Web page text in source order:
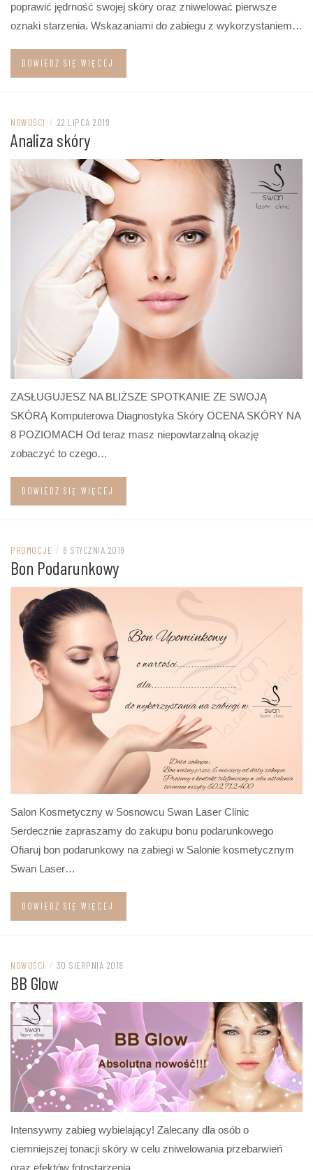
poprawić jędrność swojej skóry oraz zniwelować pierwsze
oznaki starzenia. Wskazaniami do zabiegu z wykorzystaniem…
DOWIEDZ SIĘ WIĘCEJ
NOWOŚCI / 22 LIPCA 2019
Analiza skóry
ZASŁUGUJESZ NA BLIŻSZE SPOTKANIE ZE SWOJĄ
SKÓRĄ Komputerowa Diagnostyka Skóry OCENA SKÓRY NA
8 POZIOMACH Od teraz masz niepowtarzalną okazję
zobaczyć to czego…
DOWIEDZ SIĘ WIĘCEJ
PROMOCJE / 8 STYCZNIA 2019
Bon Podarunkowy
Salon Kosmetyczny w Sosnowcu Swan Laser Clinic
Serdecznie zapraszamy do zakupu bonu podarunkowego
Ofiaruj bon podarunkowy na zabiegi w Salonie kosmetycznym
Swan Laser…
DOWIEDZ SIĘ WIĘCEJ
NOWOŚCI / 30 SIERPNIA 2018
BB Glow
Intensywny zabieg wybielający! Zalecany dla osób o
ciemniejszej tonacji skóry w celu zniwelowania przebarwień
oraz efektów fotostarzenia.